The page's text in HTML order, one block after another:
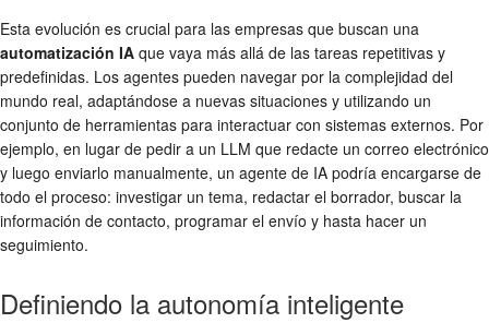
Esta evolución es crucial para las empresas que buscan una
automatización IA que vaya más allá de las tareas repetitivas y
predefinidas. Los agentes pueden navegar por la complejidad del
mundo real, adaptándose a nuevas situaciones y utilizando un
conjunto de herramientas para interactuar con sistemas externos. Por
ejemplo, en lugar de pedir a un LLM que redacte un correo electrónico
y luego enviarlo manualmente, un agente de IA podría encargarse de
todo el proceso: investigar un tema, redactar el borrador, buscar la
información de contacto, programar el envío y hasta hacer un
seguimiento.
Definiendo la autonomía inteligente